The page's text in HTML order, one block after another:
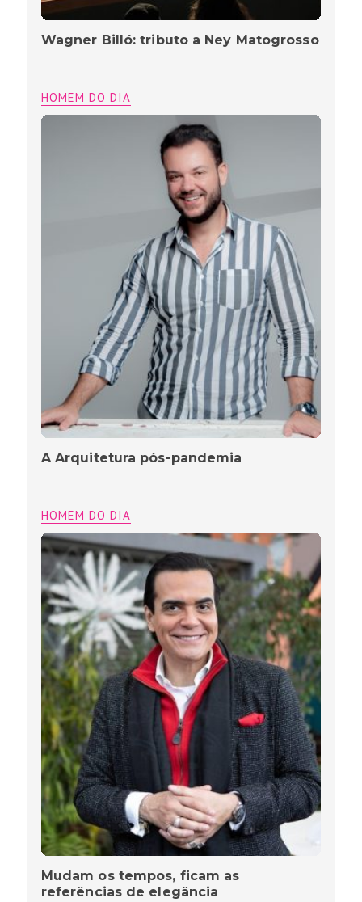
Wagner Billó: tributo a Ney Matogrosso
HOMEM DO DIA
A Arquitetura pós-pandemia
HOMEM DO DIA
Mudam os tempos, ficam as
referências de elegância